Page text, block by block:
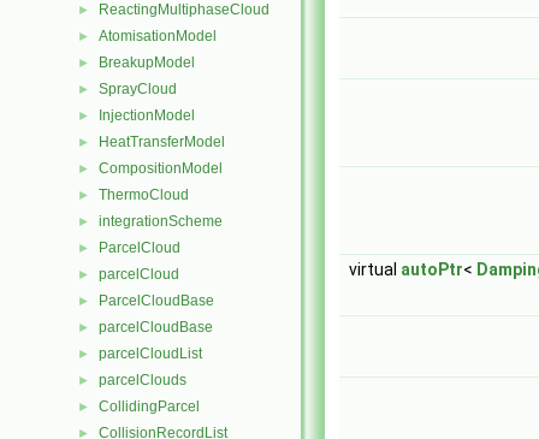
► ReactingMultiphaseCloud
► AtomisationModel
► BreakupModel
► SprayCloud
► InjectionModel
► HeatTransferModel
► CompositionModel
► ThermoCloud
► integrationScheme
► ParcelCloud
► parcelCloud
► ParcelCloudBase
► parcelCloudBase
► parcelCloudList
► parcelClouds
► CollidingParcel
► CollisionRecordList
virtual autoPtr<